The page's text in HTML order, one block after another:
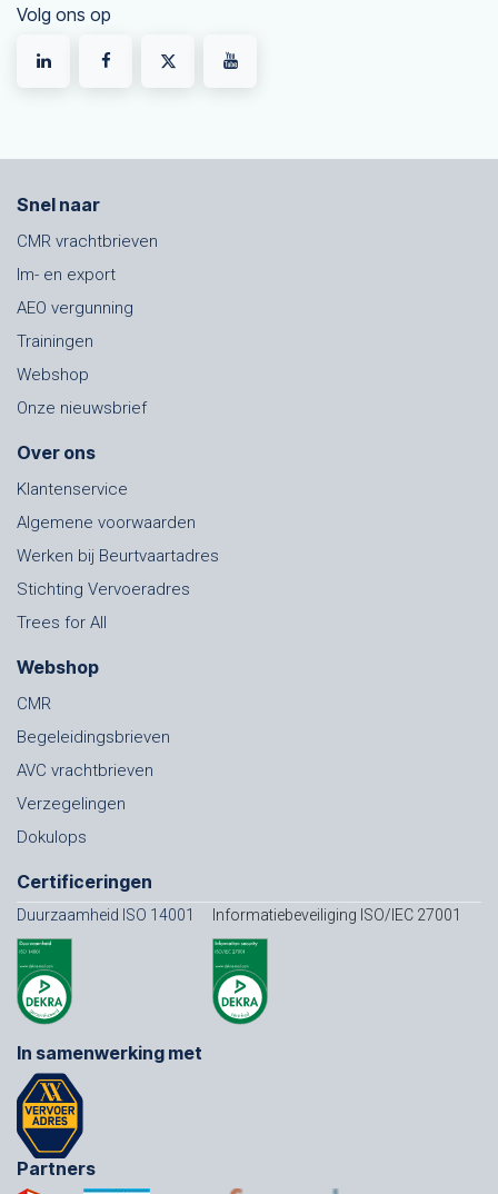
Volg ons op
Snel naar
CMR vrachtbrieven
Im- en export
AEO vergunning
Trainingen
Webshop
Onze nieuwsbrief
Over ons
Klantenservice
Algemene voorwaarden
Werken bij Beurtvaartadres
Stichting Vervoeradres
Trees for All
Webshop
CMR
Begeleidingsbrieven
AVC vrachtbrieven
Verzegelingen
Dokulops
Certificeringen
Duurzaamheid ISO 14001 Informatiebeveiliging ISO/IEC 27001
In samenwerking met
Partners